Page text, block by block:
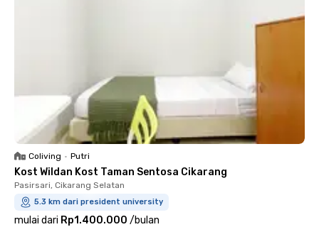
Coliving • Putri
Kost Wildan Kost Taman Sentosa Cikarang
Pasirsari, Cikarang Selatan
5.3 km dari president university
mulai dari Rp1.400.000 /bulan